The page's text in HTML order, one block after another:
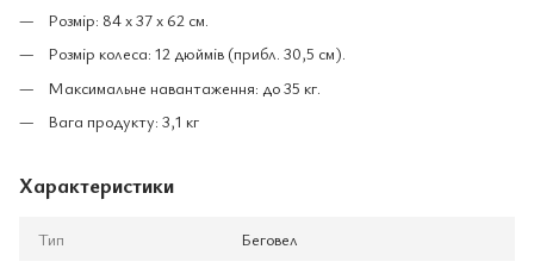
Розмір: 84 х 37 х 62 см.
Розмір колеса: 12 дюймів (прибл. 30,5 см).
Максимальне навантаження: до 35 кг.
Вага продукту: 3,1 кг
Характеристики
Тип
Беговел